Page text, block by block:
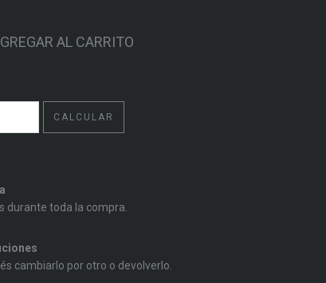
CALCULAR
durante toda la compra.
cambiarlo por otro o devolverlo.